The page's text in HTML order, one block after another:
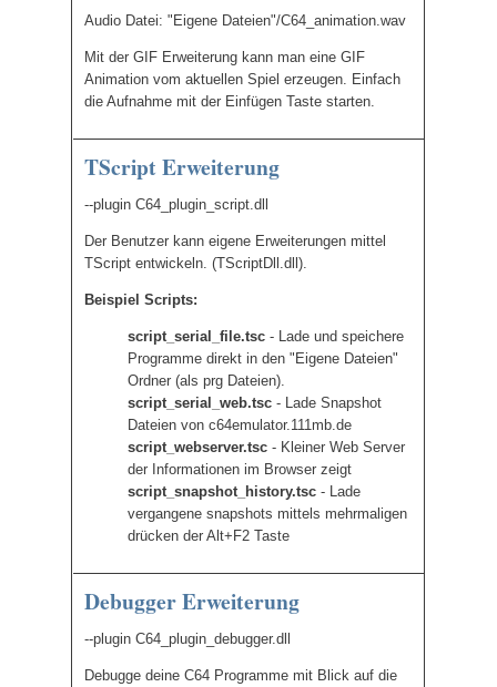
Audio Datei: "Eigene Dateien"/C64_animation.wav
Mit der GIF Erweiterung kann man eine GIF
Animation vom aktuellen Spiel erzeugen. Einfach
die Aufnahme mit der Einfügen Taste starten.
TScript Erweiterung
--plugin C64_plugin_script.dll
Der Benutzer kann eigene Erweiterungen mittel
TScript entwickeln. (TScriptDll.dll).
Beispiel Scripts:
script_serial_file.tsc - Lade und speichere
Programme direkt in den "Eigene Dateien"
Ordner (als prg Dateien).
script_serial_web.tsc - Lade Snapshot
Dateien von c64emulator.111mb.de
script_webserver.tsc - Kleiner Web Server
der Informationen im Browser zeigt
script_snapshot_history.tsc - Lade
vergangene snapshots mittels mehrmaligen
drücken der Alt+F2 Taste
Debugger Erweiterung
--plugin C64_plugin_debugger.dll
Debugge deine C64 Programme mit Blick auf die